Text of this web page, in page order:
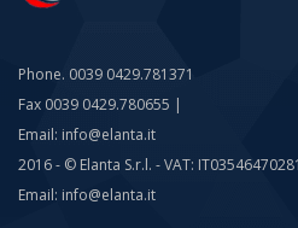
Phone. 0039 0429.781371
Fax 0039 0429.780655 |
Email: info@elanta.it
2016 - © Elanta S.r.l. - VAT:
Email: info@elanta.it